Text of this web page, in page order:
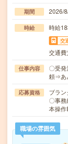
期間 2026/
時給 時給
交
交通
仕事内容
〇受
頼⇒あ
応募資格
ブラ
〇事
本操
職場の雰囲気